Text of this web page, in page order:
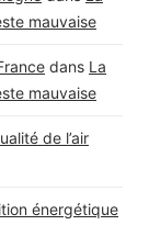
mauvaise
dans La
mauvaise
de l’air
énergétique